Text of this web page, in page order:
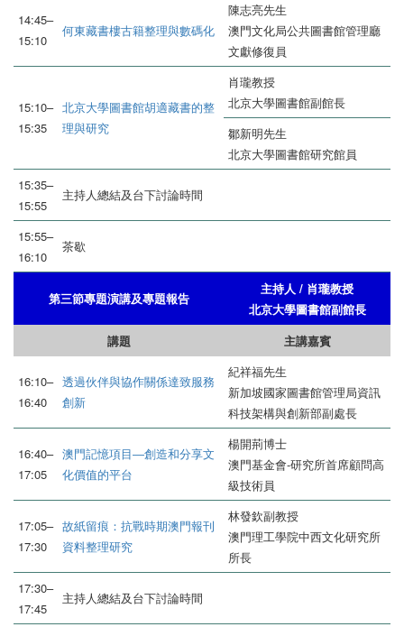
14:45–
15:10
何東藏書樓古籍整理與數碼化
陳志亮先生
澳門文化局公共圖書館管理廳
文獻修復員
15:10–
15:35
北京大學圖書館胡適藏書的整
理與研究
肖瓏教授
北京大學圖書館副館長
鄒新明先生
北京大學圖書館研究館員
15:35–
15:55
主持人總結及台下討論時間
15:55–
16:10
茶歇
第三節專題演講及專題報告
主持人 / 肖瓏教授
北京大學圖書館副館長
講題
主講嘉賓
16:10–
16:40
透過伙伴與協作關係達致服務
創新
紀祥福先生
新加坡國家圖書館管理局資訊
科技架構與創新部副處長
16:40–
17:05
澳門記憶項目―創造和分享文
化價值的平台
楊開荊博士
澳門基金會-研究所首席顧問高
級技術員
17:05–
17:30
故紙留痕：抗戰時期澳門報刊
資料整理研究
林發欽副教授
澳門理工學院中西文化研究所
所長
17:30–
17:45
主持人總結及台下討論時間